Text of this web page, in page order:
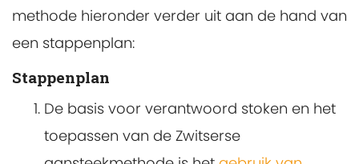
methode hieronder verder uit aan de hand van
een stappenplan:
Stappenplan
De basis voor verantwoord stoken en het
toepassen van de Zwitserse